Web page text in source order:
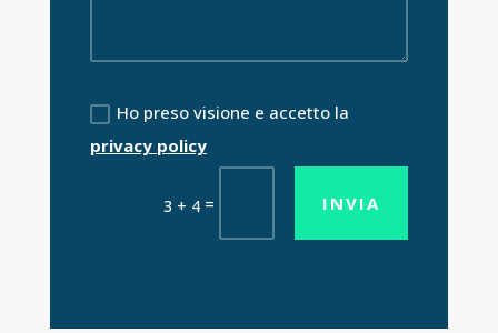
Ho preso visione e accetto la
privacy policy
3 + 4 = INVIA